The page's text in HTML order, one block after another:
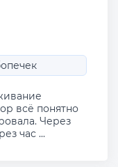
всё понятно
Через
час ...